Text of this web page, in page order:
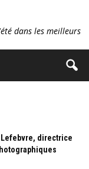
dans les meilleurs
Lefebvre, directrice